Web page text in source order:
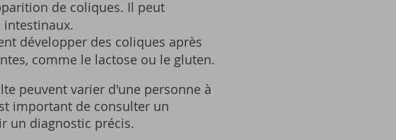
de coliques. Il peut
intestinaux.
développer des coliques après
comme le lactose ou le gluten.
peuvent varier d'une personne à
important de consulter un
un diagnostic précis.